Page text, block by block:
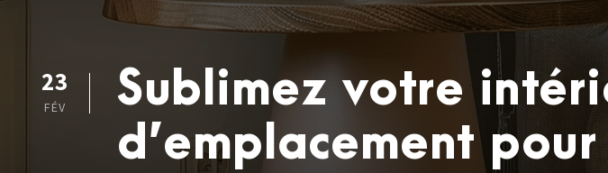
23
FÉV
Sublimez votre
d’emplacement